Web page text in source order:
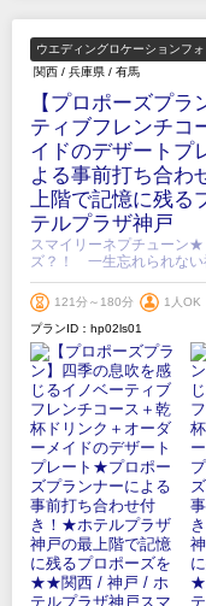
ウエディングロケーションフォ
関西 / 兵庫県 / 有馬
【プロポーズプ
ティブフレンチコ
イドのデザートプ
よる事前打ち合わ
上階で記憶に残
テルプラザ神戸
スマイリーネプチューン
ズ？！ 一生忘れられない
121分～180分
1人OK
プランID：hp02ls01